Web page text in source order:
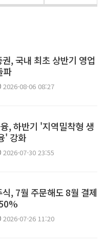
, 국내 최초 상반기 영업
파
2026-08-06 08:27
, 하반기 '지역밀착형 생
' 강화
2026-07-30 23:55
, 7월 주문해도 8월 결제
2026-07-26 11:20